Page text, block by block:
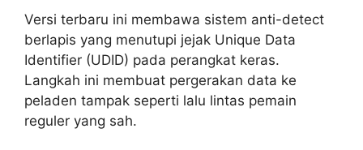
Versi terbaru ini membawa sistem anti-detect
berlapis yang menutupi jejak Unique Data
Identifier (UDID) pada perangkat keras.
Langkah ini membuat pergerakan data ke
peladen tampak seperti lalu lintas pemain
reguler yang sah.